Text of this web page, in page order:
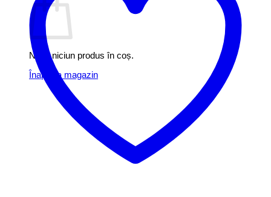
Nu ai niciun produs în coș.
Înapoi la magazin